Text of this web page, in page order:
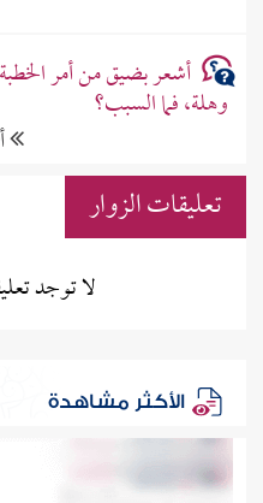
أشعر بضيق من أمر
وهلة، فما السبب؟
تعليقات الزوار
لا توجد
الأكثر مشاهدة